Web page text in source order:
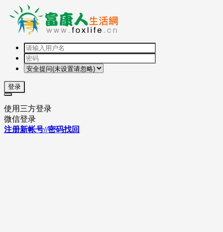
登录
使用三方登录
微信登录
注册新帐号//密码找回